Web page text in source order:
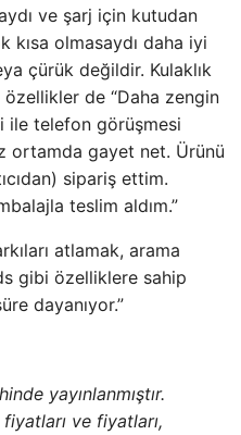
ve şarj için kutudan
kısa olmasaydı daha iyi
çürük değildir. Kulaklık
özellikler de “Daha zengin
ile telefon görüşmesi
ortamda gayet net. Ürünü
sipariş ettim.
teslim aldım.”
atlamak, arama
gibi özelliklere sahip
dayanıyor.”
yayınlanmıştır.
ve fiyatları,